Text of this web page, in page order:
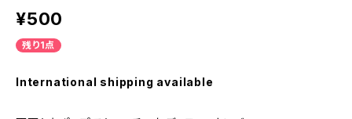
¥500
残り1点
International shipping available